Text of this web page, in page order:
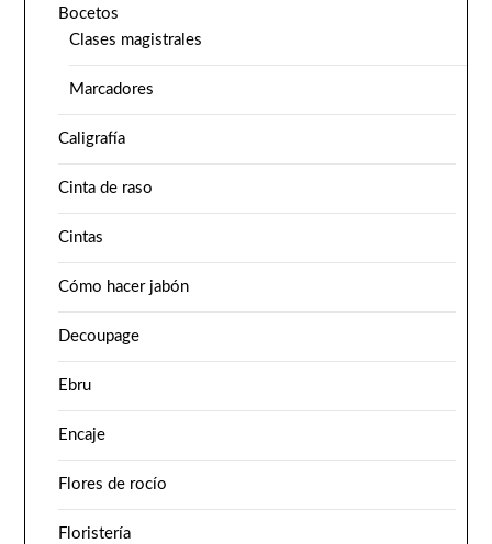
Bocetos
Clases magistrales
Marcadores
Caligrafía
Cinta de raso
Cintas
Cómo hacer jabón
Decoupage
Ebru
Encaje
Flores de rocío
Floristería